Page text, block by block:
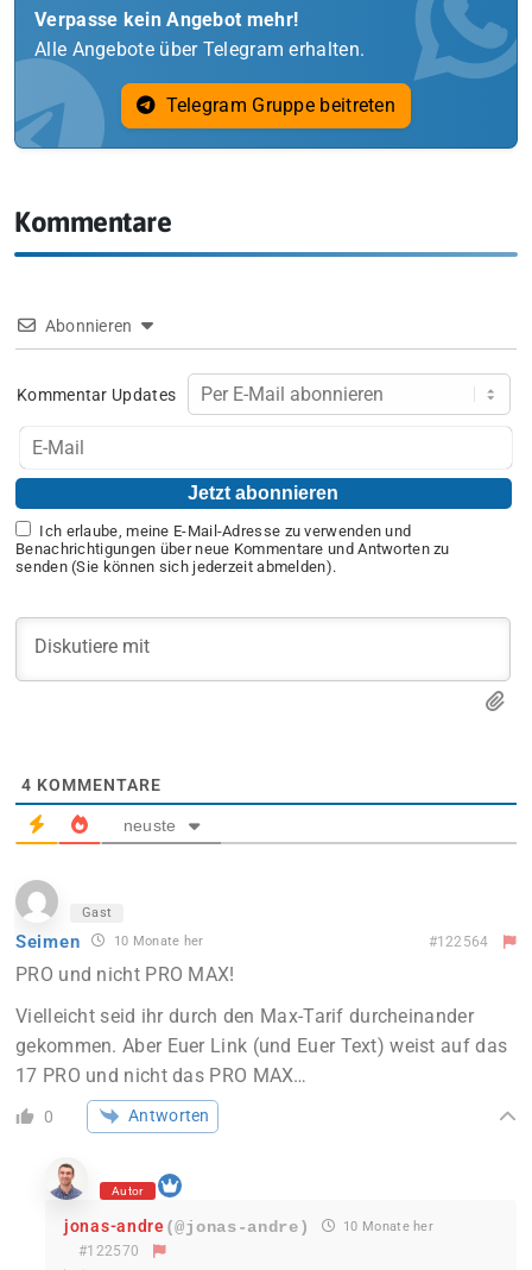
Verpasse kein Angebot mehr!
Alle Angebote über Telegram erhalten.
Telegram Gruppe beitreten
Kommentare
Abonnieren
Kommentar Updates
Ich erlaube, meine E-Mail-Adresse zu verwenden und
Benachrichtigungen über neue Kommentare und Antworten zu
senden (Sie können sich jederzeit abmelden).
4 KOMMENTARE
neuste
Gast
Seimen 10 Monate her #122564
PRO und nicht PRO MAX!
Vielleicht seid ihr durch den Max-Tarif durcheinander
gekommen. Aber Euer Link (und Euer Text) weist auf das
17 PRO und nicht das PRO MAX…
0 Antworten
Autor
jonas-andre(@jonas-andre) 10 Monate her
#122570